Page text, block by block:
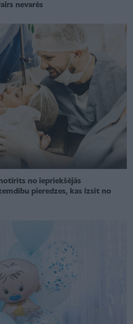
nevarēs
no iepriekšējās
pieredzes, kas izsit no